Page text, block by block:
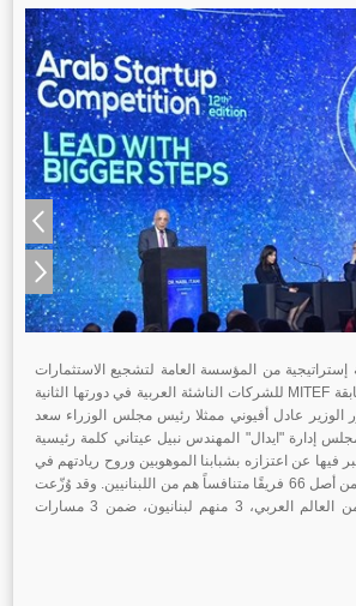
من المؤسسة العامة لتشجيع الاستثمارات
في لبنان، تم تنظيم مسابقة MITEF للشركات الناشئة العربية في دورتها الثانية
عادل أفيوني ممثلا رئيس مجلس الوزراء سعد
إدارة "ايدال" المهندس نبيل عيتاني كلمة رئيسية
فيها عن اعتزازه بشبابنا الموهوبين وروح ريادتهم في
الأعمال، خصوصا أن 19 من أصل 66 فريقًا متنافساً هم من اللبنانيين. وقد وُزّعت
الجوائز على 9 فائزين من العالم العربي، 3 منهم لبنانيون، ضمن 3 مسارات